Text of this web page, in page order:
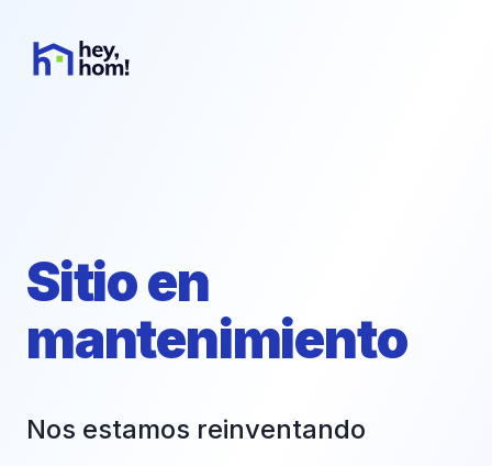
Sitio en
mantenimiento
Nos estamos reinventando